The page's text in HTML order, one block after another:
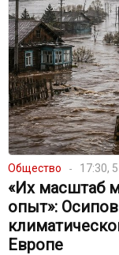
Общество 17:30,
«Их масштаб
опыт»:
Европе